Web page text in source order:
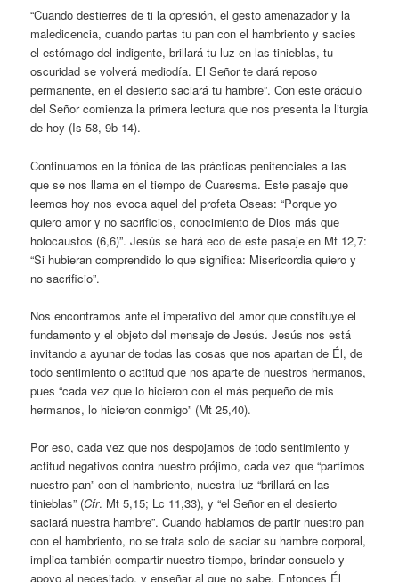
“Cuando destierres de ti la opresión, el gesto amenazador y la
maledicencia, cuando partas tu pan con el hambriento y sacies
el estómago del indigente, brillará tu luz en las tinieblas, tu
oscuridad se volverá mediodía. El Señor te dará reposo
permanente, en el desierto saciará tu hambre”. Con este oráculo
del Señor comienza la primera lectura que nos presenta la liturgia
de hoy (Is 58, 9b-14).
Continuamos en la tónica de las prácticas penitenciales a las
que se nos llama en el tiempo de Cuaresma. Este pasaje que
leemos hoy nos evoca aquel del profeta Oseas: “Porque yo
quiero amor y no sacrificios, conocimiento de Dios más que
holocaustos (6,6)”. Jesús se hará eco de este pasaje en Mt 12,7:
“Si hubieran comprendido lo que significa: Misericordia quiero y
no sacrificio”.
Nos encontramos ante el imperativo del amor que constituye el
fundamento y el objeto del mensaje de Jesús. Jesús nos está
invitando a ayunar de todas las cosas que nos apartan de Él, de
todo sentimiento o actitud que nos aparte de nuestros hermanos,
pues “cada vez que lo hicieron con el más pequeño de mis
hermanos, lo hicieron conmigo” (Mt 25,40).
Por eso, cada vez que nos despojamos de todo sentimiento y
actitud negativos contra nuestro prójimo, cada vez que “partimos
nuestro pan” con el hambriento, nuestra luz “brillará en las
tinieblas” (Cfr. Mt 5,15; Lc 11,33), y “el Señor en el desierto
saciará nuestra hambre”. Cuando hablamos de partir nuestro pan
con el hambriento, no se trata solo de saciar su hambre corporal,
implica también compartir nuestro tiempo, brindar consuelo y
apoyo al necesitado, y enseñar al que no sabe. Entonces Él